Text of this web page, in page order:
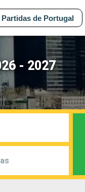
Partidas de Portugal
- 2027